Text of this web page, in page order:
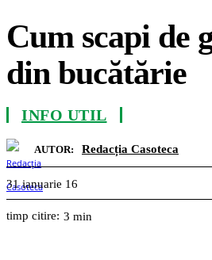
Cum scapi de
din bucătărie
INFO UTIL
AUTOR: Redacția Casoteca
31 ianuarie 16
timp citire: 3 min